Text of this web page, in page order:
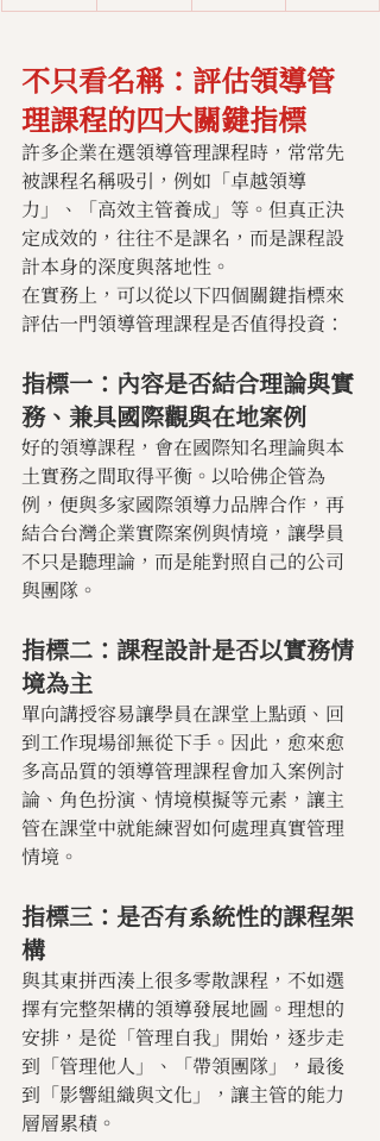
不只看名稱：評估領導管
理課程的四大關鍵指標
許多企業在選領導管理課程時，常常先
被課程名稱吸引，例如「卓越領導
力」、「高效主管養成」等。但真正決
定成效的，往往不是課名，而是課程設
計本身的深度與落地性。
在實務上，可以從以下四個關鍵指標來
評估一門領導管理課程是否值得投資：
指標一：內容是否結合理論與實
務、兼具國際觀與在地案例
好的領導課程，會在國際知名理論與本
土實務之間取得平衡。以哈佛企管為
例，便與多家國際領導力品牌合作，再
結合台灣企業實際案例與情境，讓學員
不只是聽理論，而是能對照自己的公司
與團隊。
指標二：課程設計是否以實務情
境為主
單向講授容易讓學員在課堂上點頭、回
到工作現場卻無從下手。因此，愈來愈
多高品質的領導管理課程會加入案例討
論、角色扮演、情境模擬等元素，讓主
管在課堂中就能練習如何處理真實管理
情境。
指標三：是否有系統性的課程架
構
與其東拼西湊上很多零散課程，不如選
擇有完整架構的領導發展地圖。理想的
安排，是從「管理自我」開始，逐步走
到「管理他人」、「帶領團隊」，最後
到「影響組織與文化」，讓主管的能力
層層累積。